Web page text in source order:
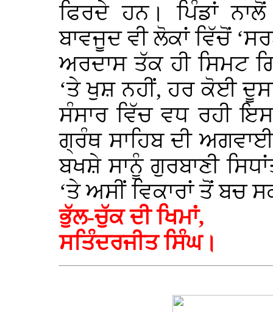
ਫਿਰਦੇ ਹਨ। ਪਿੰਡਾਂ
ਬਾਵਜੂਦ ਵੀ ਲੋਕਾਂ ਵਿੱਚੋਂ
ਅਰਦਾਸ ਤੱਕ ਹੀ ਸਿਮਟ
‘ਤੇ ਖੁਸ਼ ਨਹੀਂ, ਹਰ ਕੋਈ
ਸੰਸਾਰ ਵਿੱਚ ਵਧ ਰਹੀ
ਗ੍ਰੰਥ ਸਾਹਿਬ ਦੀ
ਬਖਸ਼ੇ ਸਾਨੂੰ ਗੁਰਬਾਣੀ
‘ਤੇ ਅਸੀਂ ਵਿਕਾਰਾਂ ਤੋਂ ਬਚ
ਭੁੱਲ-ਚੁੱਕ ਦੀ ਖਿਮਾਂ,
ਸਤਿੰਦਰਜੀਤ ਸਿੰਘ।